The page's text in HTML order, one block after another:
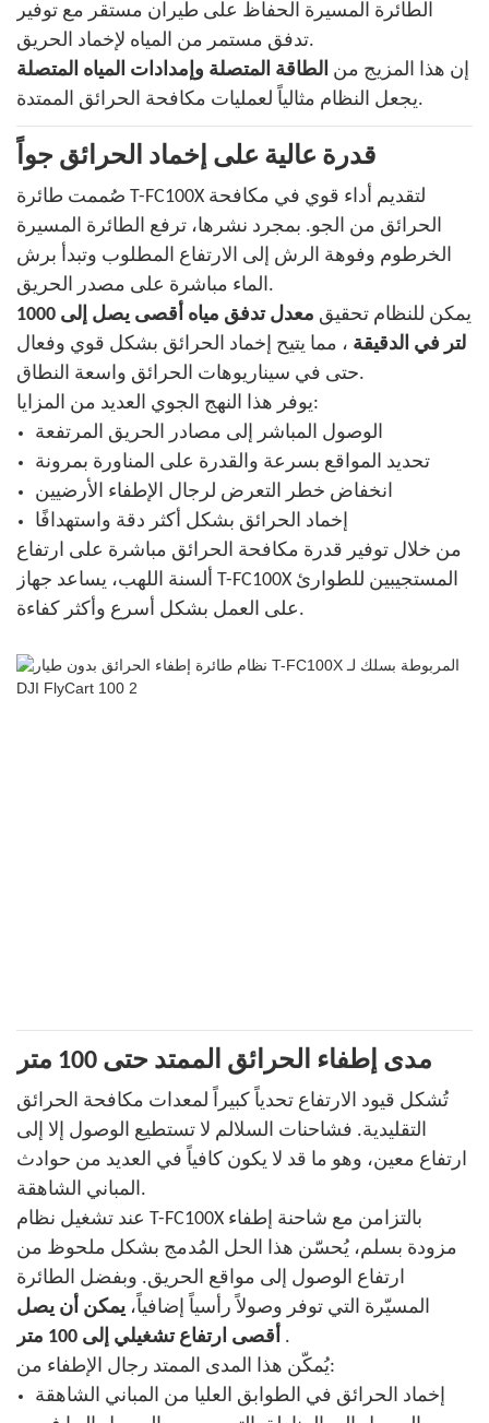
الطائرة المسيرة الحفاظ على طيران مستقر مع توفير
تدفق مستمر من المياه لإخماد الحريق.
إن هذا المزيج من الطاقة المتصلة وإمدادات المياه المتصلة
يجعل النظام مثالياً لعمليات مكافحة الحرائق الممتدة.
قدرة عالية على إخماد الحرائق جواً
صُممت طائرة T-FC100X لتقديم أداء قوي في مكافحة
الحرائق من الجو. بمجرد نشرها، ترفع الطائرة المسيرة
الخرطوم وفوهة الرش إلى الارتفاع المطلوب وتبدأ برش
الماء مباشرة على مصدر الحريق.
يمكن للنظام تحقيق
معدل تدفق مياه أقصى يصل إلى 1000
لتر في الدقيقة ، مما يتيح إخماد الحرائق بشكل قوي وفعال
حتى في سيناريوهات الحرائق واسعة النطاق.
يوفر هذا النهج الجوي العديد من المزايا:
الوصول المباشر إلى مصادر الحريق المرتفعة
تحديد المواقع بسرعة والقدرة على المناورة بمرونة
انخفاض خطر التعرض لرجال الإطفاء الأرضيين
إخماد الحرائق بشكل أكثر دقة واستهدافًا
من خلال توفير قدرة مكافحة الحرائق مباشرة على ارتفاع
ألسنة اللهب، يساعد جهاز T-FC100X المستجيبين للطوارئ
على العمل بشكل أسرع وأكثر كفاءة.
مدى إطفاء الحرائق الممتد حتى 100 متر
تُشكل قيود الارتفاع تحدياً كبيراً لمعدات مكافحة الحرائق
التقليدية. فشاحنات السلالم لا تستطيع الوصول إلا إلى
ارتفاع معين، وهو ما قد لا يكون كافياً في العديد من حوادث
المباني الشاهقة.
عند تشغيل نظام T-FC100X بالتزامن مع شاحنة إطفاء
مزودة بسلم، يُحسّن هذا الحل المُدمج بشكل ملحوظ من
ارتفاع الوصول إلى مواقع الحريق. وبفضل الطائرة
المسيّرة التي توفر وصولاً رأسياً إضافياً، يمكن أن يصل
أقصى ارتفاع تشغيلي إلى 100 متر .
يُمكّن هذا المدى الممتد رجال الإطفاء من:
إخماد الحرائق في الطوابق العليا من المباني الشاهقة